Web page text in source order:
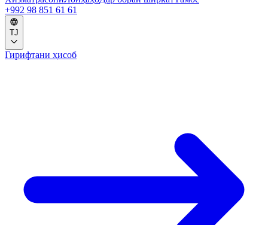
+992 98 851 61 61
TJ
Гирифтани ҳисоб